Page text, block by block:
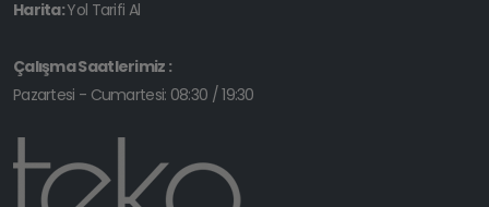
Harita:Yol Tarifi Al
Çalışma Saatlerimiz :
Pazartesi - Cumartesi: 08:30 / 19:30